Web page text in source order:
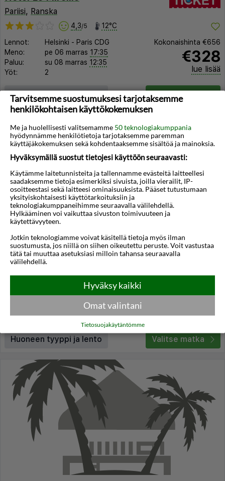
Pariisi, Ranska
4,3/5 12°C
Lennot: Helsinki - Paris CDG
Meno:
pe 06 marras 17:35
Paluu:
su 08 marras 12:35
Yöt:
2
Kokonaishinta €656
€328
lue lisää
Huoneen tyyppi ja lento Valitse matka
La Conversation
Pariisi,Ranska
Paris CDG
Meno:
pe 06 marras 17:35
su 08 marras 12:35
Yöt:
2
€332
lue lisää
Huoneen tyyppi ja lento Valitse matka
Tarvitsemme suostumuksesi tarjotaksemme
henkilökohtaisen käyttökokemuksen
Me ja huolellisesti valitsemamme 50 teknologiakumppania
hyödynnämme henkilötietoja tarjotaksemme paremman
käyttäjäkokemuksen sekä kohdentaaksemme sisältöä ja mainoksia.
Hyväksymällä suostut tietojesi käyttöön seuraavasti:
Käytämme laitetunnisteita ja tallennamme evästeitä laitteellesi
saadaksemme tietoja esimerkiksi sivuista, joilla vierailit, IP-
osoitteestasi sekä laitteesi ominaisuuksista. Pääset tutustumaan
yksityiskohtaisesti käyttötarkoituksiin ja
teknologiakumppaneihimme seuraavalla välilehdellä.
Hylkääminen voi vaikuttaa sivuston toimivuuteen ja
käytettävyyteen.
Jotkin teknologiamme voivat käsitellä tietoja myös ilman
suostumusta, jos niillä on siihen oikeutettu peruste. Voit vastustaa
tätä tai muuttaa asetuksiasi milloin tahansa seuraavalla
välilehdellä.
Hyväksy kaikki
Omat valintani
Tietosuojakäytäntömme